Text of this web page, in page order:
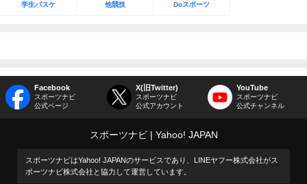
学生バスケ 他競技 Doスポーツ
Facebook
スポーツナビ
公式ページ
X(旧Twitter)
スポーツナビ
公式アカウント
YouTube
スポーツナビ
公式チャンネル
スポーツナビ Yahoo! JAPAN
スポーツナビはYahoo! JAPANのサービスであり、LINEヤフー株式会社がス
ポーツナビ株式会社と協力して運営しています。